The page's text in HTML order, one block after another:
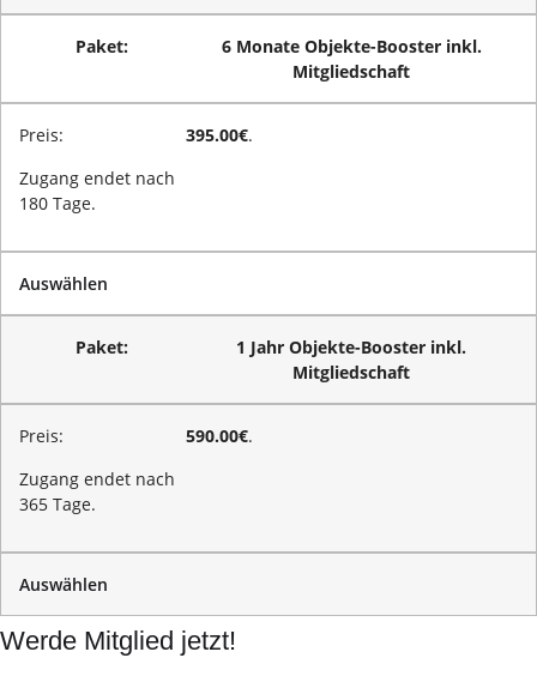
6 Monate Objekte-Booster inkl.
Mitgliedschaft
395.00€.
Zugang endet nach
180 Tage.
Auswählen
1 Jahr Objekte-Booster inkl.
Mitgliedschaft
590.00€.
Zugang endet nach
365 Tage.
Auswählen
Werde Mitglied jetzt!